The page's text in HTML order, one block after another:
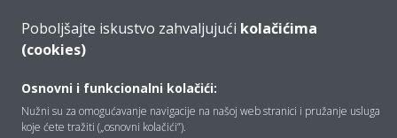
Proizvodi
Copyright © Daikin
Poboljšajte iskustvo zahvaljujući kolačićima
(cookies)
Osnovni i funkcionalni kolačići:
Nužni su za omogućavanje navigacije na našoj web stranici i pružanje usluga
koje ćete tražiti („osnovni kolačići”).